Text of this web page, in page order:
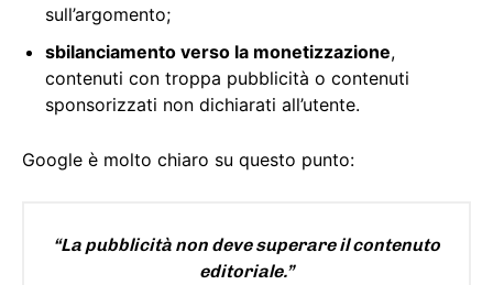
sull’argomento;
sbilanciamento verso la monetizzazione,
contenuti con troppa pubblicità o contenuti
sponsorizzati non dichiarati all’utente.
Google è molto chiaro su questo punto:
“La pubblicità non deve superare il contenuto
editoriale.”